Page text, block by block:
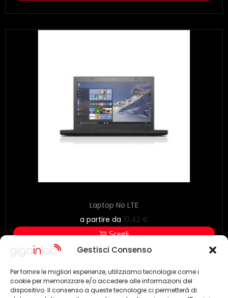
Gestisci Consenso
Per fornire le migliori esperienze, utilizziamo tecnologie come i
cookie per memorizzare e/o accedere alle informazioni del
dispositivo. Il consenso a queste tecnologie ci permetterà di
Laptop No LTE
a partire da 10,42 €
Scegli